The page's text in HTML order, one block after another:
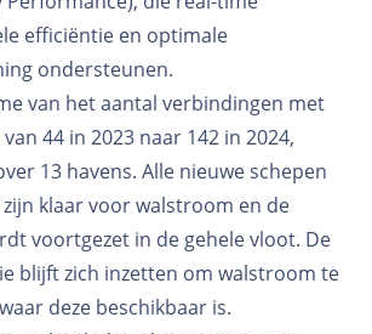
efficiëntie en optimale
ondersteunen.
van het aantal verbindingen met
44 in 2023 naar 142 in 2024,
13 havens. Alle nieuwe schepen
zijn klaar voor walstroom en de
voortgezet in de gehele vloot. De
blijft zich inzetten om walstroom te
deze beschikbaar is.